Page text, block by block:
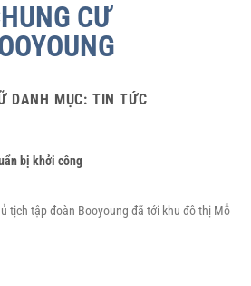
CƯ
DANH MỤC: TIN TỨC
bị khởi công
tịch tập đoàn Booyoung đã tới khu đô thị Mỗ